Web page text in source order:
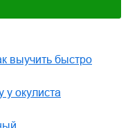
выучить быстро
у окулиста